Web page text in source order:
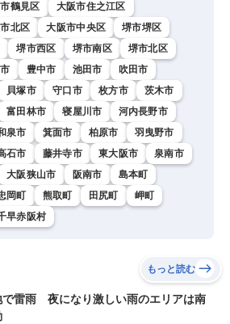
鶴見区
大阪市住之江区
北区 大阪市中央区
堺市堺区
堺市西区 堺市南区
堺市北区
豊中市 池田市
吹田市
貝塚市 守口市 枚方市
茨木市
富田林市 寝屋川市
河内長野市
泉市 箕面市 柏原市
羽曳野市
石市 藤井寺市 東大阪市
泉南市
大阪狭山市 阪南市
島本町
岡町 熊取町 田尻町
岬町
早赤阪村
もっと読む
で雷雨 夜になり激しい雨のエリアは南